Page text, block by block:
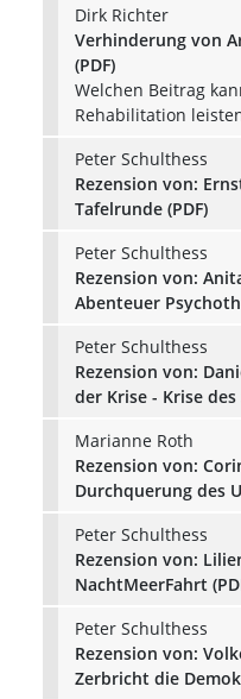
Dirk Richter
Verhinderung von
(PDF)
Welchen Beitrag
Rehabilitation
Peter Schulthess
Rezension von:
Tafelrunde (PDF)
Peter Schulthess
Rezension von:
Abenteuer
Peter Schulthess
Rezension von:
der Krise - Krise des
Marianne Roth
Rezension von:
Durchquerung des
Peter Schulthess
Rezension von:
NachtMeerFahrt
Peter Schulthess
Rezension von:
Zerbricht die